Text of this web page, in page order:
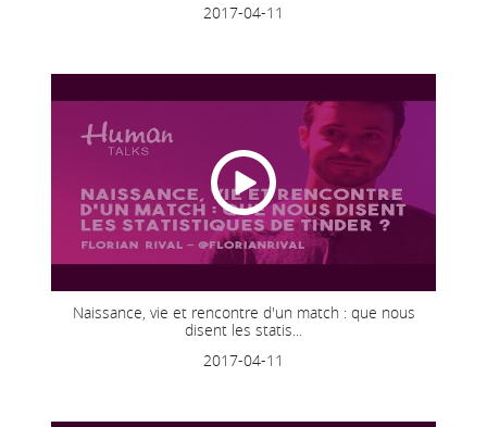
2017-04-11
Naissance, vie et rencontre d'un match : que nous
disent les statis...
2017-04-11